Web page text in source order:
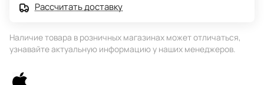
Рассчитать доставку
Наличие товара в розничных магазинах может отличаться,
узнавайте актуальную информацию у наших менеджеров.